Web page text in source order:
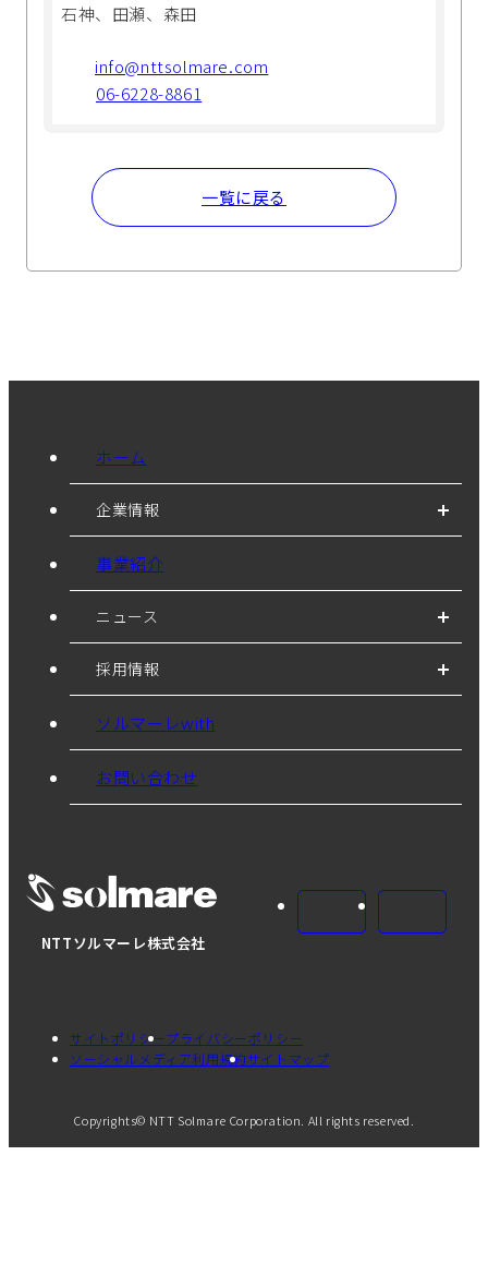
石神、田瀬、森田
info@nttsolmare.com
06-6228-8861
一覧に戻る
NTTソルマーレ株式会社
ホーム
企業情報
事業紹介
ニュース
採用情報
ソルマーレwith
お問い合わせ
サイトポリシープライバシーポリシー
ソーシャルメディア利用規約サイトマップ
Copyrights© NTT Solmare Corporation. All rights reserved.